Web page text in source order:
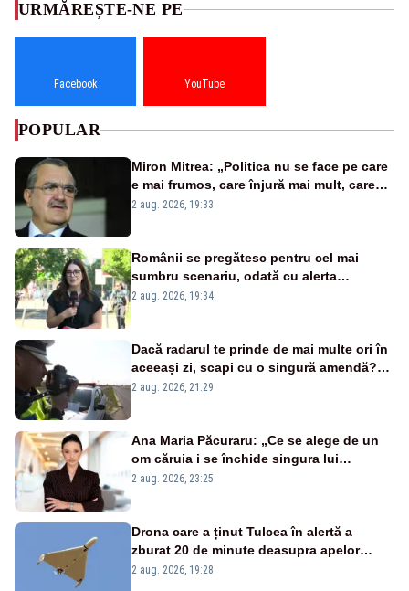
URMĂREȘTE-NE PE
Facebook YouTube
POPULAR
Miron Mitrea: „Politica nu se face pe care
e mai frumos, care înjură mai mult, care
țipă mai tare, ci pe proiecte”
2 aug. 2026, 19:33
Românii se pregătesc pentru cel mai
sumbru scenariu, odată cu alerta
energetică
2 aug. 2026, 19:34
Dacă radarul te prinde de mai multe ori în
aceeași zi, scapi cu o singură amendă?
Ce spune legea
2 aug. 2026, 21:29
Ana Maria Păcuraru: „Ce se alege de un
om căruia i se închide singura lui
portiță?”
2 aug. 2026, 23:25
Drona care a ținut Tulcea în alertă a
zburat 20 de minute deasupra apelor
României. Au fost ridicate două F-16
2 aug. 2026, 19:28